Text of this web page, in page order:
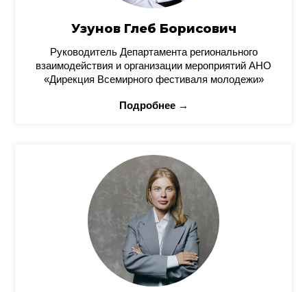
Узунов Глеб Борисович
Руководитель Департамента регионального
взаимодействия и организации мероприятий АНО
«Дирекция Всемирного фестиваля молодежи»
Подробнее →